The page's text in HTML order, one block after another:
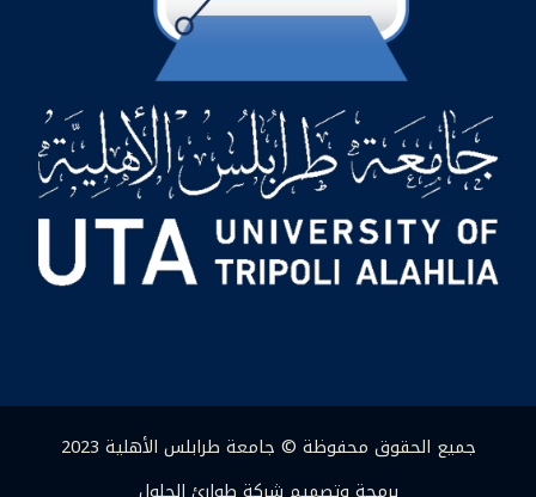
جميع الحقوق محفوظة © جامعة طرابلس الأهلية 2023